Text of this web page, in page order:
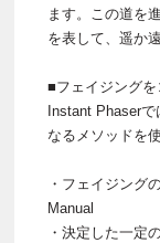
ます。この道を
を表して、遥か
■フェイジング
Instant Phaser
なるメソッドを
・フェイジング
Manual
・決定した一定